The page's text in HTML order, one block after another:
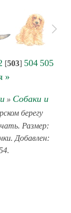
[503] 504 505
»
» Собаки и
берегу
Размер:
Добавлен: